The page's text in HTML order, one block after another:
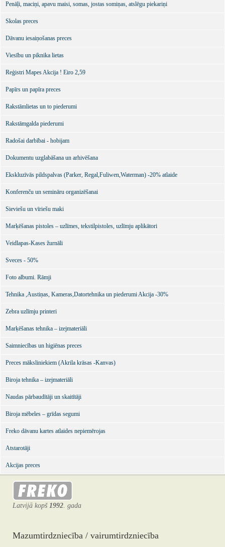
Penāļi, maciņi, apavu maisi, somas, jostas somiņas, atslēgu piekariņi
Skolas preces
Dāvanu iesaiņošanas preces
Viesību un piknika lietas
Reģistri Mapes Akcija ! Eiro 2,59
Papīrs un papīra preces
Rakstāmlietas un to piederumi
Rakstāmgalda piederumi
Radošai darbībai - hobijam
Dokumentu uzglabāšana un arhivēšana
Ekskluzīvās pildspalvas (Parker, Regal,Fuliwen,Waterman) -20% atlaide
Konferenču un semināru organizēšanai
Sieviešu un vīriešu maki
Marķēšanas pistoles – uzlīmes, tekstilpistoles, uzlīmju aplikātori
Veidlapas-Kases žurnāli
Sveces - 50%
Foto albumi. Rāmji
Tehnika ,Austiņas, Kameras,Datortehnika un piederumi Akcija -30%
Zebra uzlīmju printeri
Marķēšanas tehnika – izejmateriāli
Saimniecības un higiēnas preces
Preces māksliniekiem (Akrila krāsas -Kanvas)
Biroja tehnika – izejmateriāli
Naudas pārbaudītāji un skaitītāji
Biroja mēbeles – grīdas segumi
Freko dāvanu kartes atlaides nepiemērojas
Atstarotāji
Akcijas preces
Latvijā kopš 1992. gada
Mazumtirdzniecība / vairumtirdzniecība